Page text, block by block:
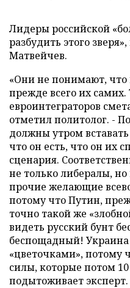
Лидеры российской
разбудить этого
Матвейчев.
«Они не понимают, что
прежде всего их самих.
евроинтеграторов
отметил политолог. -
должны утром
что он есть, что он их
сценария.
не только либералы,
прочие желающие
потому что Путин,
точно такой же
видеть русский бунт
беспощадный! Украина
«цветочками», потому
силы, которые потом
подытоживает эксперт.